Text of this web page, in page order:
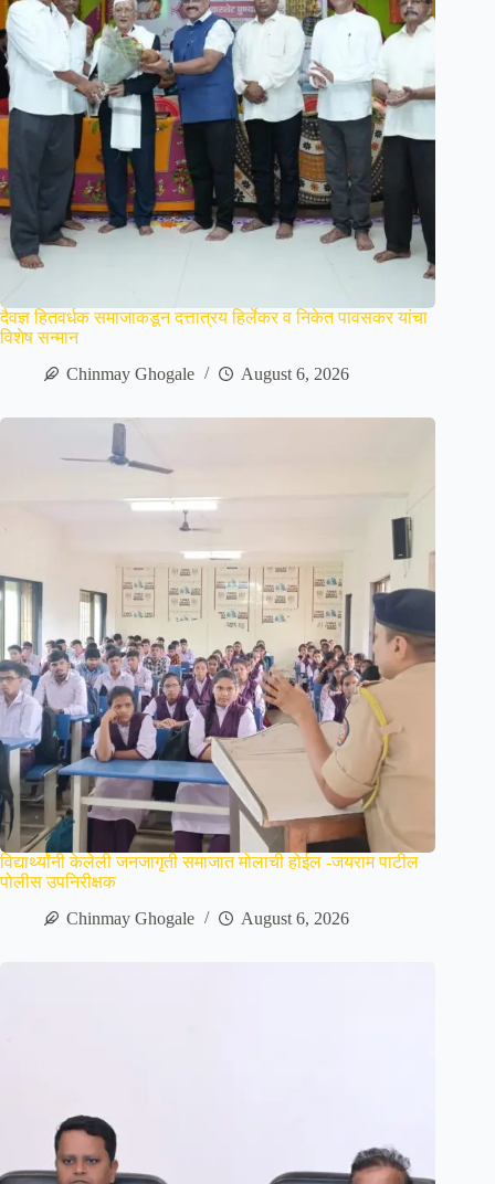
दैवज्ञ हितवर्धक समाजाकडून दत्तात्रय हिर्लेकर व निकेत पावसकर यांचा
विशेष सन्मान
Chinmay Ghogale
August 6, 2026
विद्यार्थ्यांनी केलेली जनजागृती समाजात मोलाची होईल -जयराम पाटील
पोलीस उपनिरीक्षक
Chinmay Ghogale
August 6, 2026